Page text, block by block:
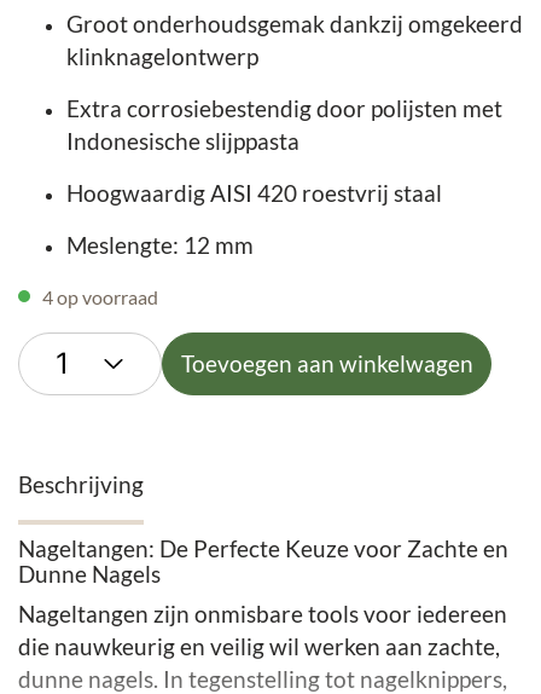
Groot onderhoudsgemak dankzij omgekeerd
klinknagelontwerp
Extra corrosiebestendig door polijsten met
Indonesische slijppasta
Hoogwaardig AISI 420 roestvrij staal
Meslengte: 12 mm
4 op voorraad
Toevoegen aan winkelwagen
Beschrijving
Nageltangen: De Perfecte Keuze voor Zachte en
Dunne Nagels
Nageltangen zijn onmisbare tools voor iedereen
die nauwkeurig en veilig wil werken aan zachte,
dunne nagels. In tegenstelling tot nagelknippers,